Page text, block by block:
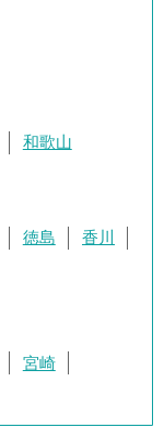
和歌山
徳島
香川
宮崎